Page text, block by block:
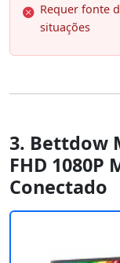
Requer fonte
situações
3. Bettdow
FHD
Conectado